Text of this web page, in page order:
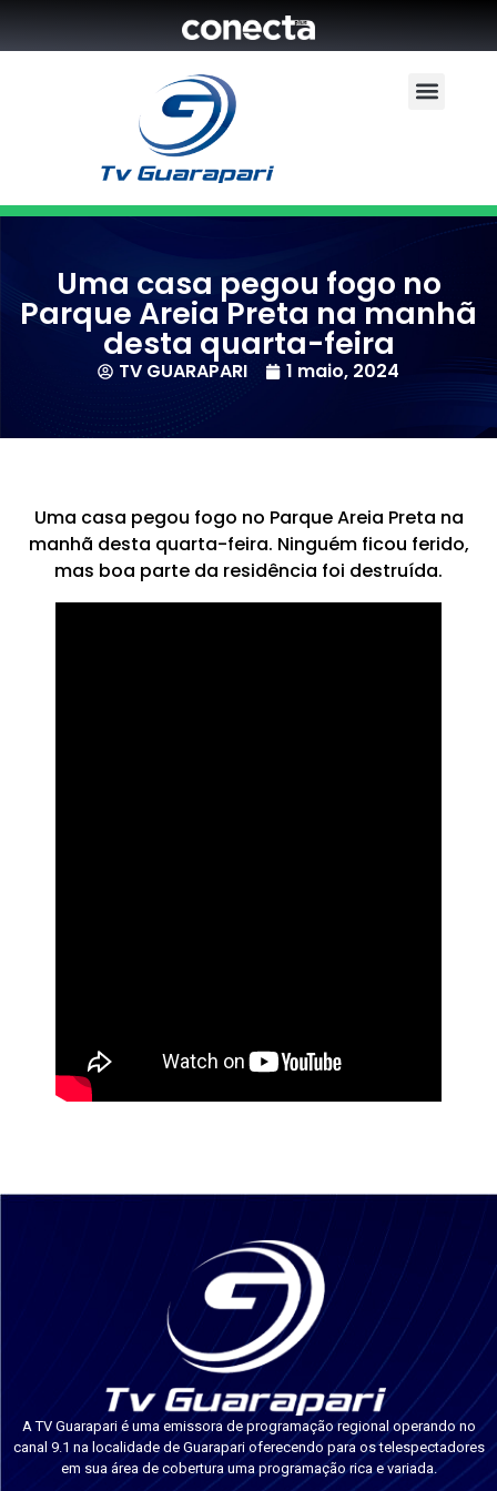
Uma casa pegou fogo no
Parque Areia Preta na manhã
desta quarta-feira
TV GUARAPARI 1 maio, 2024
Uma casa pegou fogo no Parque Areia Preta na
manhã desta quarta-feira. Ninguém ficou ferido,
mas boa parte da residência foi destruída.
A TV Guarapari é uma emissora de programação regional operando no
canal 9.1 na localidade de Guarapari oferecendo para os telespectadores
em sua área de cobertura uma programação rica e variada.